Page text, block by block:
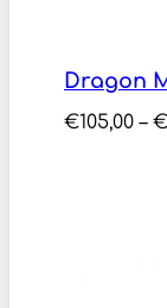
Dragon
€105,00 – €